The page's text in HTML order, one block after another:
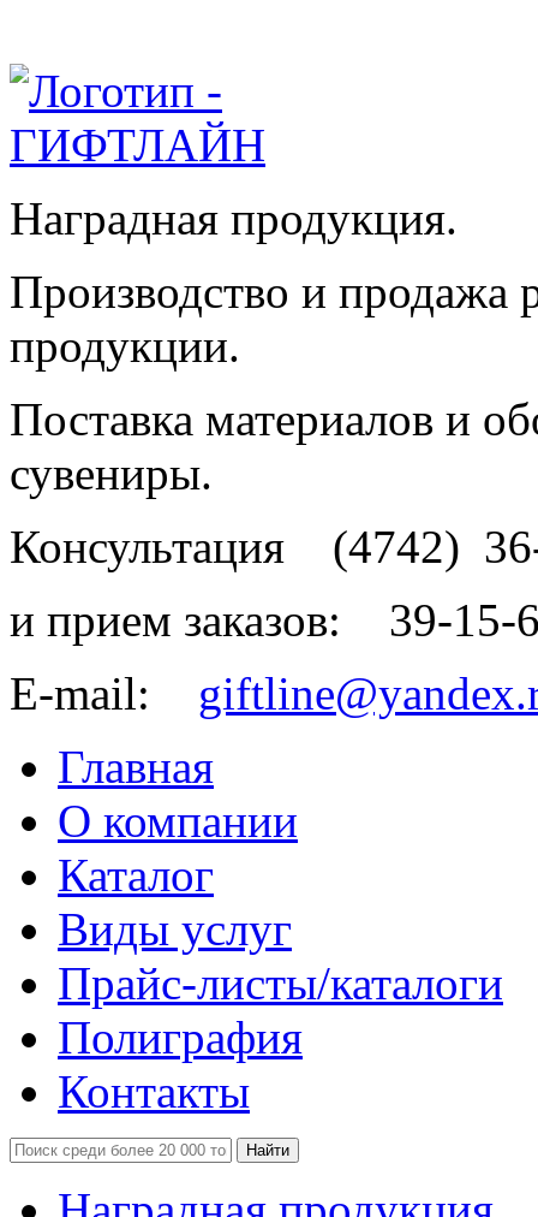
Наградная продукция.
Производство и продажа
продукции.
Поставка материалов и
сувениры.
Консультация (4742)
и прием заказов: 39-15-
E-mail:
Главная
О компании
Каталог
Виды услуг
Прайс-листы/каталоги
Полиграфия
Контакты